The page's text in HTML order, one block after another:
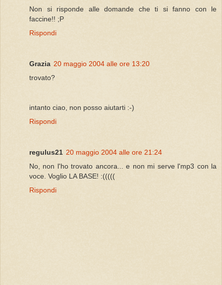
Non si risponde alle domande che ti si fanno con le
faccine!! ;P
Rispondi
Grazia 20 maggio 2004 alle ore 13:20
trovato?
intanto ciao, non posso aiutarti :-)
Rispondi
regulus21 20 maggio 2004 alle ore 21:24
No, non l'ho trovato ancora... e non mi serve l'mp3 con la
voce. Voglio LA BASE! :(((((
Rispondi